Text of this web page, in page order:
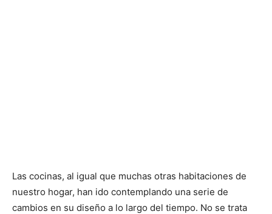
Las cocinas, al igual que muchas otras habitaciones de
nuestro hogar, han ido contemplando una serie de
cambios en su diseño a lo largo del tiempo. No se trata